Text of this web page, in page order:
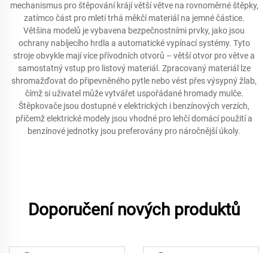
mechanismus pro štěpování krájí větší větve na rovnoměrné štěpky,
zatímco část pro mletí trhá měkčí materiál na jemné částice.
Většina modelů je vybavena bezpečnostními prvky, jako jsou
ochrany nabíjecího hrdla a automatické vypínací systémy. Tyto
stroje obvykle mají více přívodních otvorů – větší otvor pro větve a
samostatný vstup pro listový materiál. Zpracovaný materiál lze
shromažďovat do připevněného pytle nebo vést přes výsypný žlab,
čímž si uživatel může vytvářet uspořádané hromady mulče.
Štěpkovače jsou dostupné v elektrických i benzínových verzích,
přičemž elektrické modely jsou vhodné pro lehčí domácí použití a
benzínové jednotky jsou preferovány pro náročnější úkoly.
Doporučení nových produktů